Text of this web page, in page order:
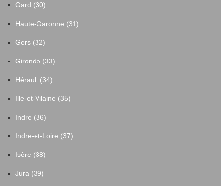
Gard (30)
Haute-Garonne (31)
Gers (32)
Gironde (33)
Hérault (34)
Ille-et-Vilaine (35)
Indre (36)
Indre-et-Loire (37)
Isère (38)
Jura (39)